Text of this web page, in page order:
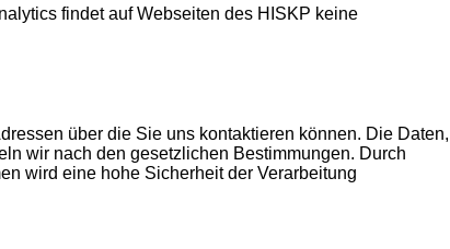
findet auf Webseiten des HISKP keine
über die Sie uns kontaktieren können. Die Daten,
wir nach den gesetzlichen Bestimmungen. Durch
wird eine hohe Sicherheit der Verarbeitung